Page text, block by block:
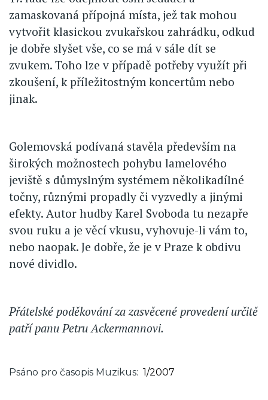
zamaskovaná přípojná místa, jež tak mohou
vytvořit klasickou zvukařskou zahrádku, odkud
je dobře slyšet vše, co se má v sále dít se
zvukem. Toho lze v případě potřeby využít při
zkoušení, k příležitostným koncertům nebo
jinak.
Golemovská podívaná stavěla především na
širokých možnostech pohybu lamelového
jeviště s důmyslným systémem několikadílné
točny, různými propadly či vyzvedly a jinými
efekty. Autor hudby Karel Svoboda tu nezapře
svou ruku a je věcí vkusu, vyhovuje-li vám to,
nebo naopak. Je dobře, že je v Praze k obdivu
nové dividlo.
Přátelské poděkování za zasvěcené provedení určitě
patří panu Petru Ackermannovi.
Psáno pro časopis Muzikus 1/2007